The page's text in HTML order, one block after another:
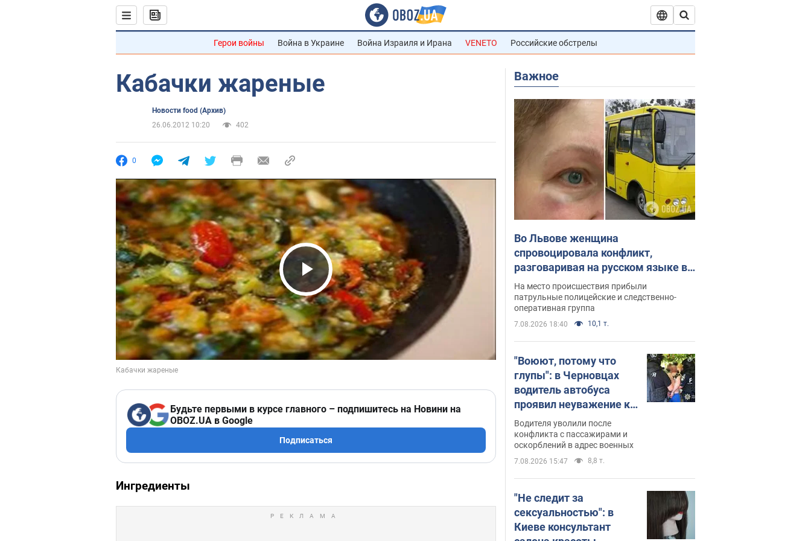
Герои войны Война в Украине Война Израиля и Ирана VENETO Российские обстрелы
Кабачки жареные
Новости food (Архив)
26.06.2012 10:20
402
0
Play Video
Будьте первыми в курсе главного – подпишитесь на Новини на
OBOZ.UA в Google
Подписаться
Ингредиенты
Важное
Во Львове женщина
спровоцировала конфликт,
разговаривая на русском языке в
маршрутке: полиция составила
административный протокол.
Видео
На место происшествия прибыли
патрульные полицейские и следственно-
оперативная группа
7.08.2026 18:40 10,1 т.
"Воюют, потому что
глупы": в Черновцах
водитель автобуса
проявил неуважение к
украинским военным и
поплатился за это.
Видео
Водителя уволили после
конфликта с пассажирами и
оскорблений в адрес военных
7.08.2026 15:47 8,8 т.
"Не следит за
сексуальностью": в
Киеве консультант